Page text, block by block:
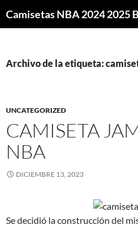
Archivo de la etiqueta:
UNCATEGORIZED
CAMISETA
NBA
DICIEMBRE 13, 2023
Se decidió la construcción del